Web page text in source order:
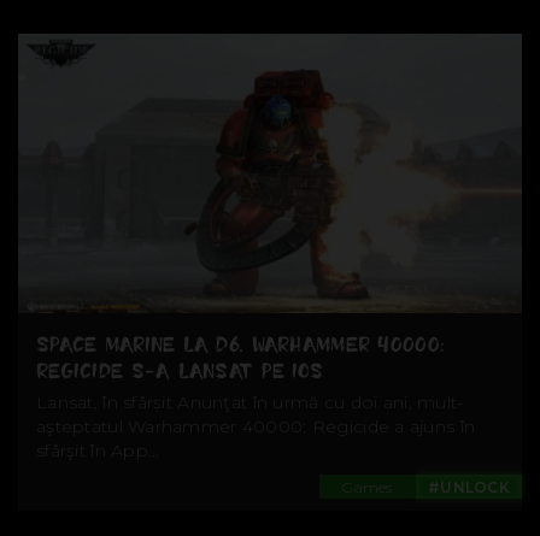
SPACE MARINE LA D6. WARHAMMER 40000:
REGICIDE S-A LANSAT PE IOS
Lansat, în sfârșit Anunţat în urmă cu doi ani, mult-
aşteptatul Warhammer 40000: Regicide a ajuns în
sfârşit în App...
#UNLOCK
Games